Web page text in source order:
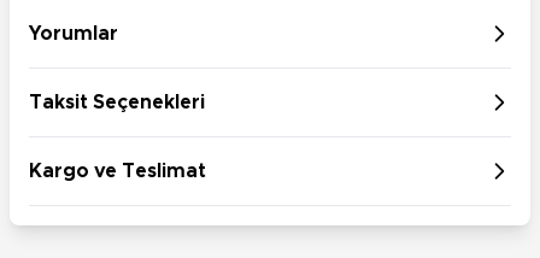
Yorumlar
Taksit Seçenekleri
Kargo ve Teslimat